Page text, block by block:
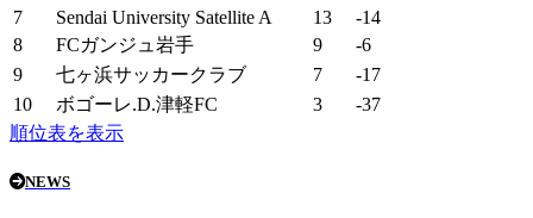
7
Sendai University Satellite A 13
-14
8
FCガンジュ岩手 9
-6
9
七ヶ浜サッカークラブ 7
-17
10
ボゴーレ.D.津軽FC 3
-37
順位表を表示
NEWS